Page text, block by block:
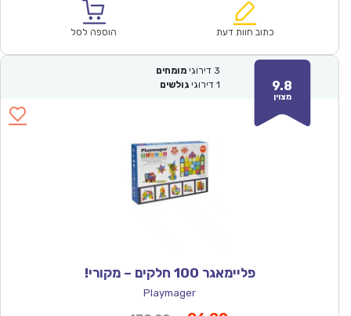
₪169.00.
הוא:
כתוב חוות דעת הוספה לסל
9.8
מצוין
3 דירוגי מומחים
1 דירוגי גולשים
פליימאגר 100 חלקים – מקורי!
Playmager